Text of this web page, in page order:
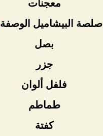
صلصة البيشاميل الوصفة
بصل
جزر
فلفل ألوان
طماطم
كفتة